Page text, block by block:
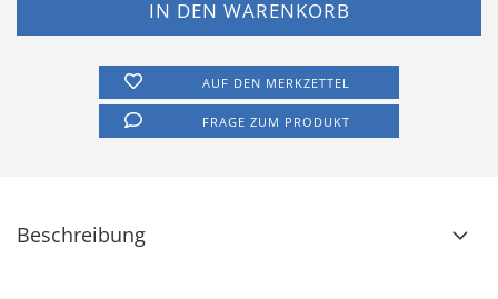
AUF DEN MERKZETTEL
FRAGE ZUM PRODUKT
Beschreibung